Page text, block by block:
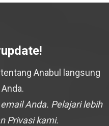
Anabul langsung
Anda. Pelajari lebih
Privasi kami.